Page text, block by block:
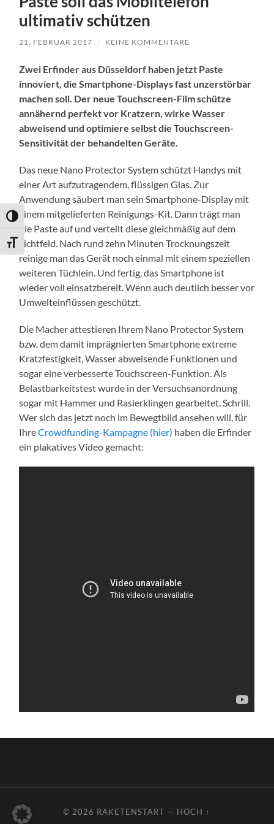
Umschalten auf hohe Kontraste
Schrift vergrößern
ultimativ schützen
21. FEBRUAR 2017 / KEINE KOMMENTARE
Zwei Erfinder aus Düsseldorf haben jetzt Paste
innoviert, die Smartphone-Displays fast unzerstörbar
machen soll. Der neue Touchscreen-Film schütze
annähernd perfekt vor Kratzern, wirke Wasser
abweisend und optimiere selbst die Touchscreen-
Sensitivität der behandelten Geräte.
Das neue Nano Protector System schützt Handys mit
einer Art aufzutragendem, flüssigen Glas. Zur
Anwendung säubert man sein Smartphone-Display mit
einem mitgelieferten Reinigungs-Kit. Dann trägt man
die Paste auf und verteilt diese gleichmäßig auf dem
Sichtfeld. Nach rund zehn Minuten Trocknungszeit
reinige man das Gerät noch einmal mit einem speziellen
weiteren Tüchlein. Und fertig, das Smartphone ist
wieder voll einsatzbereit. Wenn auch deutlich besser vor
Umwelteinflüssen geschützt.
Die Macher attestieren Ihrem Nano Protector System
bzw. dem damit imprägnierten Smartphone extreme
Kratzfestigkeit, Wasser abweisende Funktionen und
sogar eine verbesserte Touchscreen-Funktion. Als
Belastbarkeitstest wurde in der Versuchsanordnung
sogar mit Hammer und Rasierklingen gearbeitet. Schrill.
Wer sich das jetzt noch im Bewegtbild ansehen will, für
IhreCrowdfunding-Kampagne (hier) haben die Erfinder
ein plakatives Video gemacht:
© 2026 RAKETENSTART — HOCH ↑